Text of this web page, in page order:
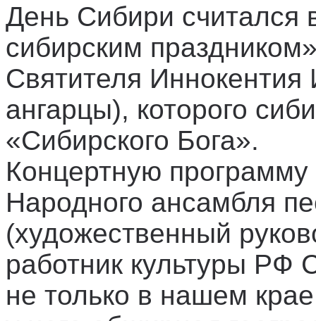
День Сибири
сибирским
Святителя Иннокентия
ангарцы), которого
«Сибирского Бога».
Концертную
Народного ансамбля
(художественный
работник культуры РФ
не только в нашем